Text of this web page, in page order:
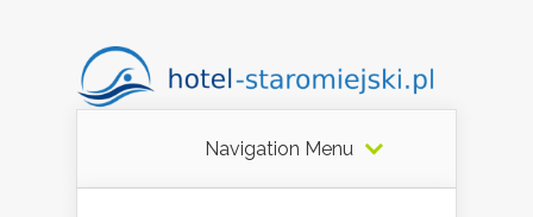
Navigation Menu